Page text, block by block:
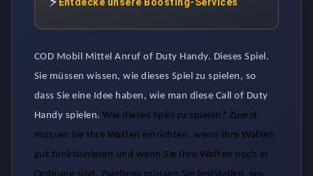
Entdecke unsere Boosting-Services
COD Mobil Mittel Anruf of Duty Handy. Dieses Spiel.
Sie müssen wissen, wie dieses Spiel zu spielen, so
dass Sie eine Idee haben, wie man diese Call of Duty
Handy spielen.Wie dieses Spiel zu spielen? Zuerst
müssen Sie Ihre Waffen einrichten, wenn Ihre Waffen
gut funktionieren und wenn Sie Ihre Waffen noch in